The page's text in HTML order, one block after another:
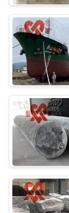
CIRCA
NOI
GIRO
DELLA
FABBRICA
QUALITÀ